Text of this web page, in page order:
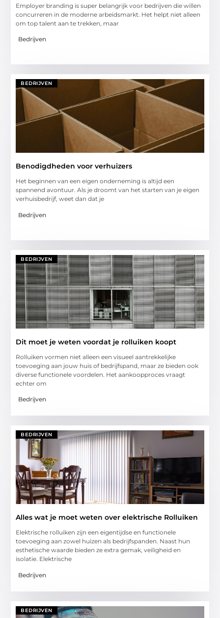
Employer branding is super belangrijk voor bedrijven die willen
concurreren in de moderne arbeidsmarkt. Het helpt niet alleen
om top talent aan te trekken, maar
Bedrijven
BEDRIJVEN
Benodigdheden voor verhuizers
Het beginnen van een eigen onderneming is altijd een
spannend avontuur. Als je droomt van het starten van je eigen
verhuisbedrijf, weet dan dat je
Bedrijven
BEDRIJVEN
Dit moet je weten voordat je rolluiken koopt
Rolluiken vormen niet alleen een visueel aantrekkelijke
toevoeging aan jouw huis of bedrijfspand, maar ze bieden ook
diverse functionele voordelen. Het aankoopproces vraagt
echter om
Bedrijven
BEDRIJVEN
Alles wat je moet weten over elektrische Rolluiken
Elektrische rolluiken zijn een eigentijdse en functionele
toevoeging aan zowel huizen als bedrijfspanden. Naast hun
esthetische waarde bieden ze extra gemak, veiligheid en
isolatie. Elektrische
Bedrijven
BEDRIJVEN